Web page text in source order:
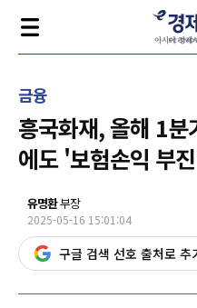
금융
흥국화재, 올해 1
에도 '보험손익 부
유명환부장
2025-05-16 15:01:04
구글 검색 선호 출처로 추